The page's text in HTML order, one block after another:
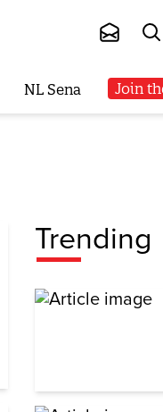
NL Sena Join
Trending